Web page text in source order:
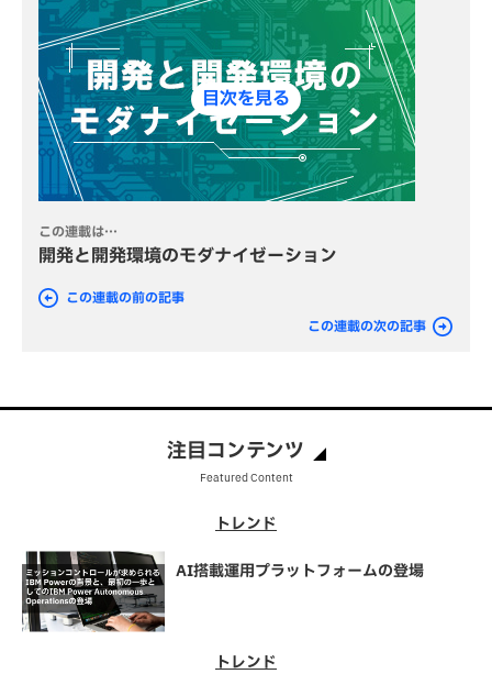
目次を見る
この連載は…
開発と開発環境のモダナイゼーション
この連載の前の記事
この連載の次の記事
注目コンテンツ
Featured Content
トレンド
AI搭載運用プラットフォームの登場
トレンド